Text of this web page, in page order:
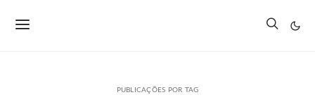
PUBLICAÇÕES POR TAG